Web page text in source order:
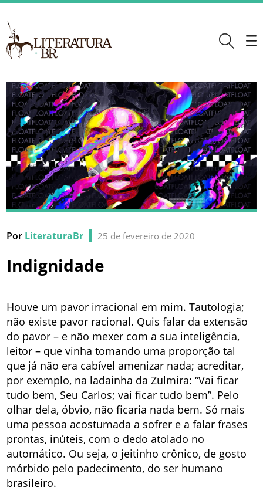
Por LiteraturaBr 25 de fevereiro de 2020
Indignidade
Houve um pavor irracional em mim. Tautologia;
não existe pavor racional. Quis falar da extensão
do pavor – e não mexer com a sua inteligência,
leitor – que vinha tomando uma proporção tal
que já não era cabível amenizar nada; acreditar,
por exemplo, na ladainha da Zulmira: “Vai ficar
tudo bem, Seu Carlos; vai ficar tudo bem”. Pelo
olhar dela, óbvio, não ficaria nada bem. Só mais
uma pessoa acostumada a sofrer e a falar frases
prontas, inúteis, com o dedo atolado no
automático. Ou seja, o jeitinho crônico, de gosto
mórbido pelo padecimento, do ser humano
brasileiro.